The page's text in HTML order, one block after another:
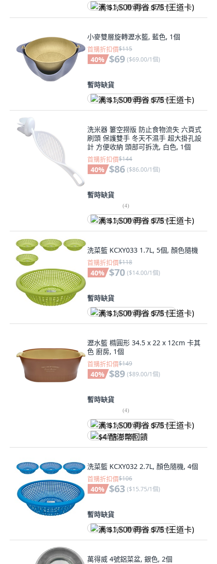
满 $1,500 再省 $75 (王道卡)
小麥雙層旋轉瀝水籃, 藍色, 1個
首購折扣價$115
40% $69 ($69.00/1個)
暫時缺貨
满 $1,500 再省 $75 (王道卡)
洗米器 簍空撈版 防止食物流失 六頁式
刷頭 保護雙手 冬天不濕手 超大掛孔設
計 方便收納 頭部可拆洗, 白色, 1個
首購折扣價$144
40% $86 ($86.00/1個)
暫時缺貨
(4)
满 $1,500 再省 $75 (王道卡)
洗菜籃 KCXY033 1.7L, 5個, 顏色隨機
首購折扣價$118
40% $70 ($14.00/1個)
暫時缺貨
满 $1,500 再省 $75 (王道卡)
瀝水籃 橢圓形 34.5 x 22 x 12cm 卡其
色 廚房, 1個
首購折扣價$149
40% $89 ($89.00/1個)
暫時缺貨
(4)
满 $1,500 再省 $75 (王道卡)
$4 酷澎幣回饋
洗菜籃 KCXY032 2.7L, 顏色隨機, 4個
首購折扣價$106
40% $63 ($15.75/1個)
暫時缺貨
满 $1,500 再省 $75 (王道卡)
萬得威 4號鋁菜盆, 銀色, 2個